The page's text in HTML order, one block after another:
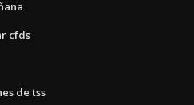
cfds
de tss